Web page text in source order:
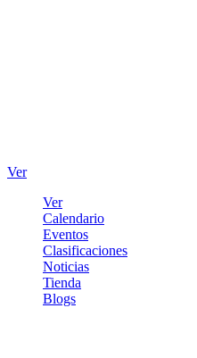
Ver
Ver
Calendario
Eventos
Clasificaciones
Noticias
Tienda
Blogs